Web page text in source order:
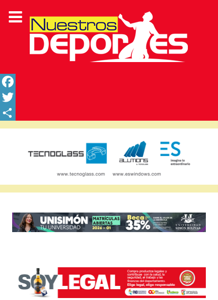
Facebook
Twitter
Share